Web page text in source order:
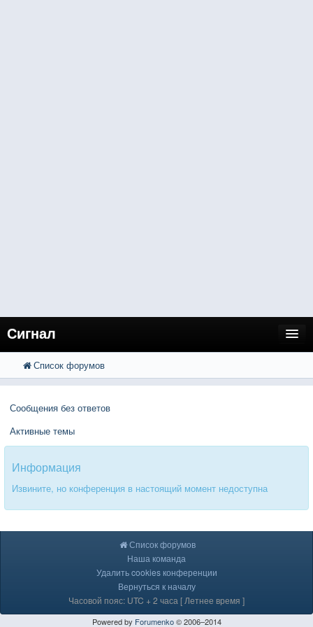
Сигнал
FAQ
Вход
Расширенный поиск
Список форумов
Сообщения без ответов
Активные темы
Информация
Извините, но конференция в настоящий момент недоступна
Список форумов
Наша команда
Удалить cookies конференции
Вернуться к началу
Часовой пояс: UTC + 2 часа [ Летнее время ]
Powered by Forumenko© 2006–2014